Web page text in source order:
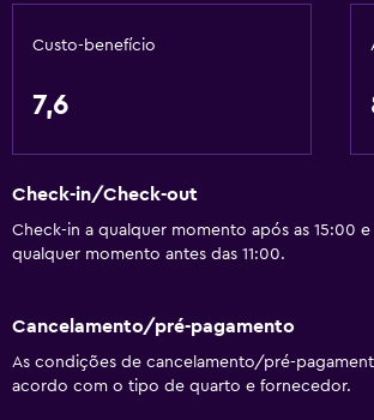
Custo-benefício
7,6
Check-in/Check-out
Check-in a qualquer momento após as 15:00
qualquer momento antes das 11:00.
Cancelamento/pré-pagamento
As condições de cancelamento/pré-
acordo com o tipo de quarto e fornecedor.